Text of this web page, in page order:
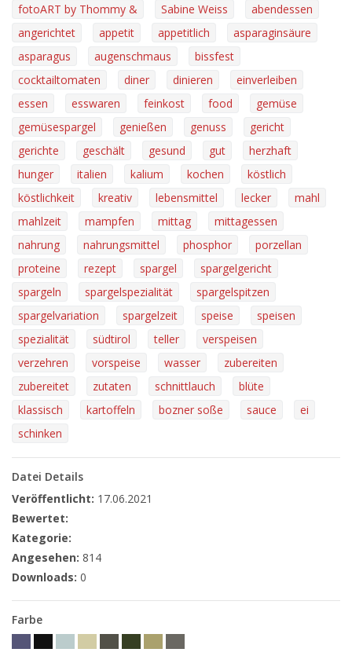
fotoART by Thommy &
Sabine Weiss
abendessen
angerichtet
appetit appetitlich
asparaginsäure
asparagus
augenschmaus
bissfest
cocktailtomaten
diner dinieren
einverleiben
essen
esswaren feinkost food
gemüse
gemüsespargel
genießen genuss
gericht
gerichte
geschält gesund gut
herzhaft
hunger
italien kalium kochen
köstlich
köstlichkeit
kreativ lebensmittel lecker
mahl
mahlzeit
mampfen mittag
mittagessen
nahrung
nahrungsmittel phosphor
porzellan
proteine
rezept spargel
spargelgericht
spargeln
spargelspezialität
spargelspitzen
spargelvariation
spargelzeit speise
speisen
spezialität
südtirol teller
verspeisen
verzehren
vorspeise wasser
zubereiten
zubereitet
zutaten schnittlauch
blüte
klassisch
kartoffeln bozner soße sauce
ei
schinken
Datei Details
Veröffentlicht: 17.06.2021
Bewertet:
Kategorie:
Angesehen: 814
Downloads: 0
Farbe